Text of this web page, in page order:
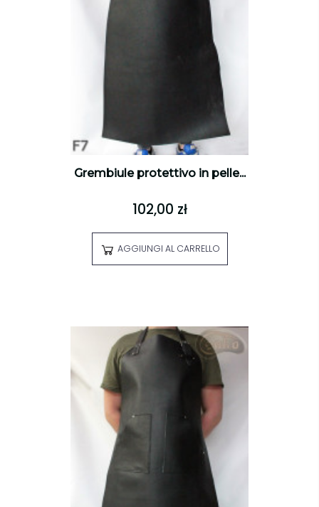
Grembiule protettivo in pelle...
102,00 zł
AGGIUNGI AL CARRELLO